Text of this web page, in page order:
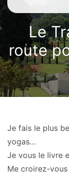
Le
route
Je fais le plus
yogas…
Je vous le livre
Me croirez-vous